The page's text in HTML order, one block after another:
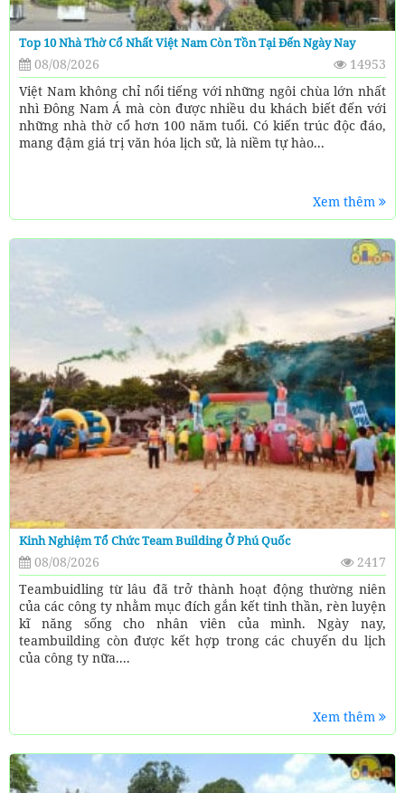
Top 10 Nhà Thờ Cổ Nhất Việt Nam Còn Tồn Tại Đến Ngày Nay
08/08/2026
14953
Việt Nam không chỉ nổi tiếng với những ngôi chùa lớn nhất
nhì Đông Nam Á mà còn được nhiều du khách biết đến với
những nhà thờ cổ hơn 100 năm tuổi. Có kiến trúc độc đáo,
mang đậm giá trị văn hóa lịch sử, là niềm tự hào...
Xem thêm
Kinh Nghiệm Tổ Chức Team Building Ở Phú Quốc
08/08/2026
2417
Teambuidling từ lâu đã trở thành hoạt động thường niên
của các công ty nhằm mục đích gắn kết tinh thần, rèn luyện
kĩ năng sống cho nhân viên của mình. Ngày nay,
teambuilding còn được kết hợp trong các chuyến du lịch
của công ty nữa....
Xem thêm